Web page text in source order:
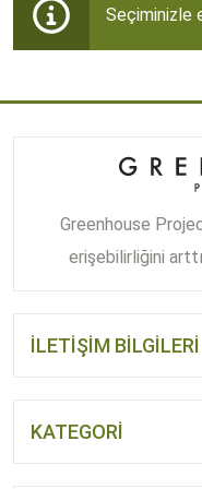
Seçiminizle
Greenhouse
erişebilirliğini
İLETİŞİM BİLGİLERİ
KATEGORİ